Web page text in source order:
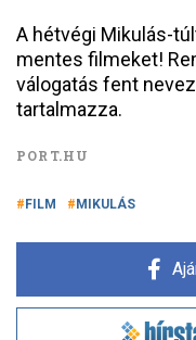
A hétvégi Mikulás-
mentes filmeket!
válogatás fent
tartalmazza.
PORT.HU
FILM MIKULÁS